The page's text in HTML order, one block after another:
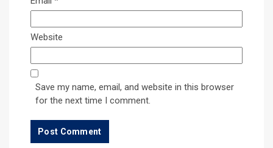
Website
Save my name, email, and website in this browser
for the next time I comment.